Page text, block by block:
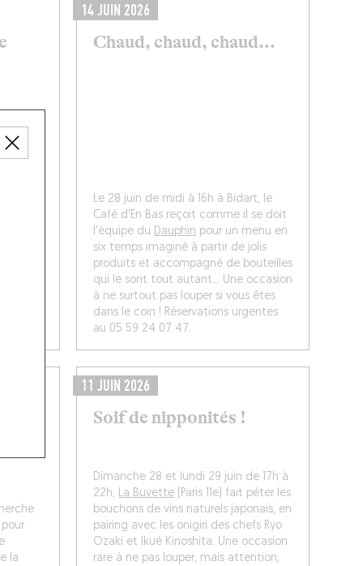
14 JUIN 2026
Chaud, chaud, chaud...
Le 28 juin de midi à 16h à Bidart, le
Café d'En Bas reçoit comme il se doit
l'équipe du Dauphin pour un menu en
six temps imaginé à partir de jolis
produits et accompagné de bouteilles
qui le sont tout autant... Une occasion
à ne surtout pas louper si vous êtes
dans le coin ! Réservations urgentes
au 05 59 24 07 47.
la
11 JUIN 2026
Soif de nipponités !
Dimanche 28 et lundi 29 juin de 17h à
22h, La Buvette (Paris 11e) fait péter les
bouchons de vins naturels japonais, en
pairing avec les onigiri des chefs Ryo
Ozaki et Ikué Kinoshita. Une occasion
rare à ne pas louper, mais attention,